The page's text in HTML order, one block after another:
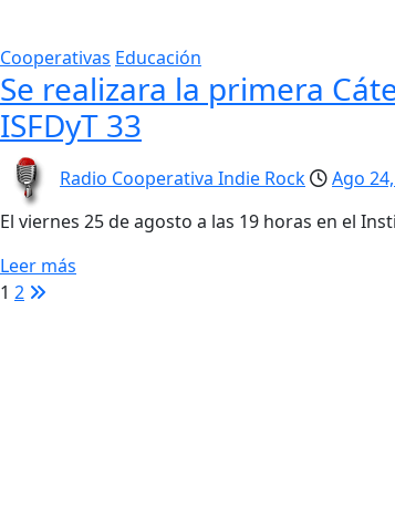
Cooperativas Educación
Se realizara la primera
ISFDyT 33
Radio Cooperativa Indie Rock Ago
El viernes 25 de agosto a las 19 horas en el
Leer más
Navegación
1 2